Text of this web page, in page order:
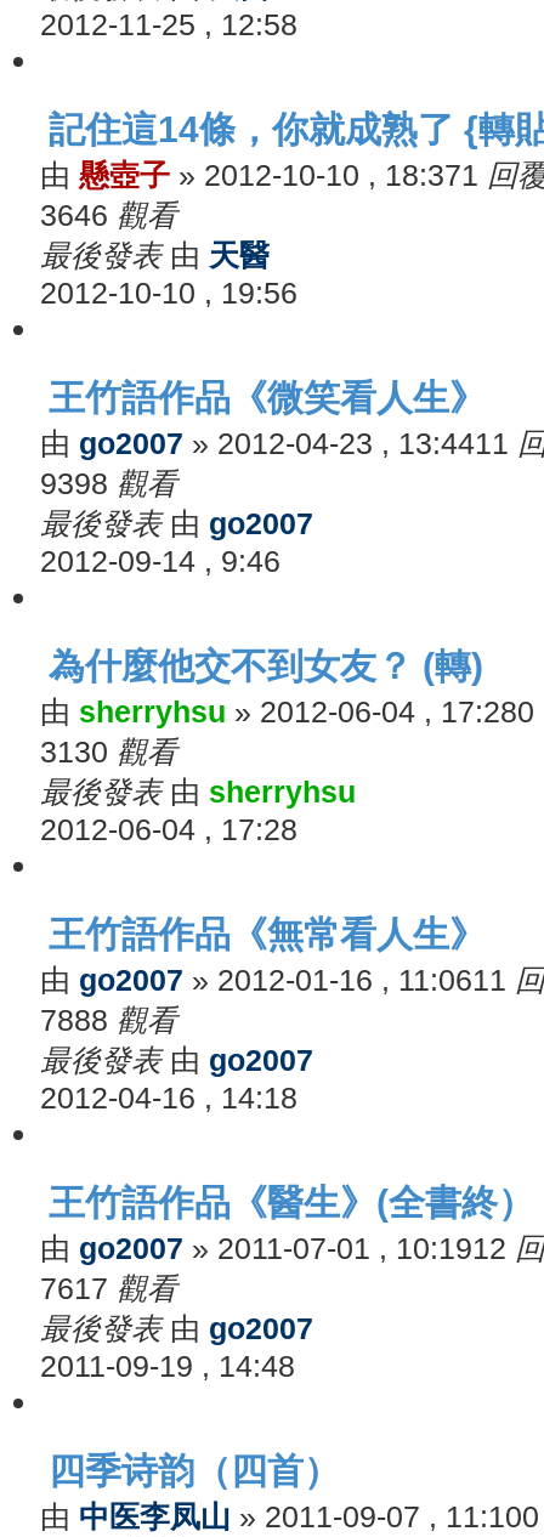
2012-11-25 , 12:58
記住這14條，你就成熟了 {轉
由 懸壺子 » 2012-10-10 , 18:371 回
3646 觀看
最後發表 由 天醫
2012-10-10 , 19:56
王竹語作品《微笑看人生》
由 go2007 » 2012-04-23 , 13:4411
9398 觀看
最後發表 由 go2007
2012-09-14 , 9:46
為什麼他交不到女友？ (轉)
由 sherryhsu » 2012-06-04 , 17:280
3130 觀看
最後發表 由 sherryhsu
2012-06-04 , 17:28
王竹語作品《無常看人生》
由 go2007 » 2012-01-16 , 11:0611
7888 觀看
最後發表 由 go2007
2012-04-16 , 14:18
王竹語作品《醫生》(全書終）
由 go2007 » 2011-07-01 , 10:1912
7617 觀看
最後發表 由 go2007
2011-09-19 , 14:48
四季诗韵（四首）
由 中医李凤山 » 2011-09-07 , 11:10